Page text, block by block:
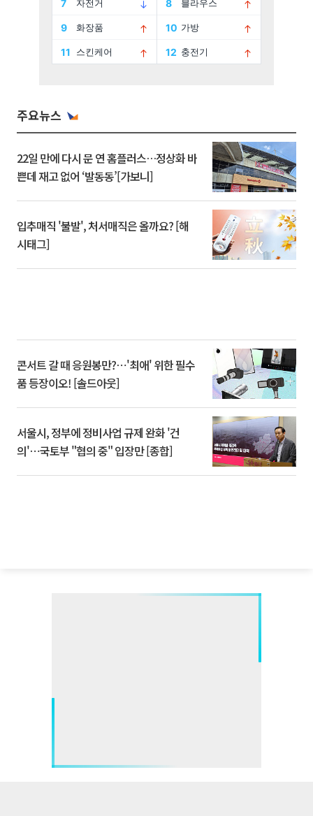
주요뉴스
22일 만에 다시 문 연 홈플러스…정상화 바
쁜데 재고 없어 ‘발동동’[가보니]
입추매직 '불발', 처서매직은 올까요? [해
시태그]
콘서트 갈 때 응원봉만?⋯'최애' 위한 필수
품 등장이오! [솔드아웃]
서울시, 정부에 정비사업 규제 완화 '건
의'⋯국토부 "협의 중" 입장만 [종합]